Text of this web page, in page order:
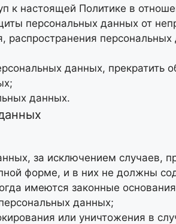
к настоящей Политике в
персональных данных от
данных, прекратить
данных.
за исключением случаев,
форме, и в них не должны
имеются законные
данных;
или уничтожения в